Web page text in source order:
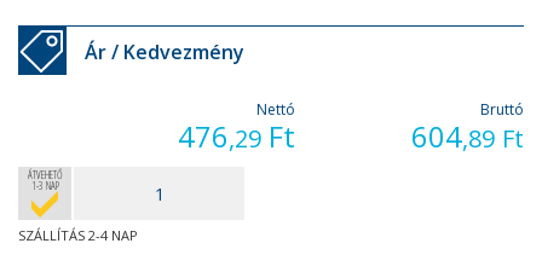
Ár / Kedvezmény
Nettó
476,29 Ft
Bruttó
604,89 Ft
ÁTVEHETŐ
1-3 NAP
SZÁLLÍTÁS 2-4 NAP